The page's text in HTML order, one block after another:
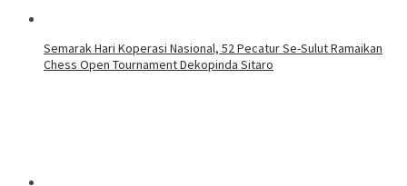
Semarak Hari Koperasi Nasional, 52 Pecatur Se-Sulut Ramaikan
Chess Open Tournament Dekopinda Sitaro